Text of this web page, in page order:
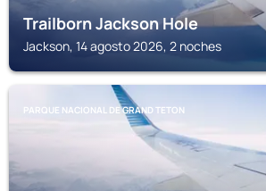
Trailborn Jackson Hole
Jackson, 14 agosto 2026, 2 noches
PARQUE NACIONAL DE GRAND TETON